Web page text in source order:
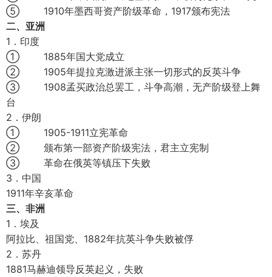
⑤ 1910年墨西哥资产阶级革命，1917颁布宪法
二、亚洲
1．印度
① 1885年国大党成立
② 1905年提拉克激进派主张一切形式的反英斗争
③ 1908孟买政治总罢工，斗争高潮，无产阶级登上舞
台
2．伊朗
① 1905-1911立宪革命
② 颁布第一部资产阶级宪法，君主立宪制
③ 革命在俄英等镇压下失败
3．中国
1911年辛亥革命
三、非洲
1．埃及
阿拉比、祖国党、1882年抗英斗争失败被俘
2．苏丹
1881马赫迪领导反英起义，失败